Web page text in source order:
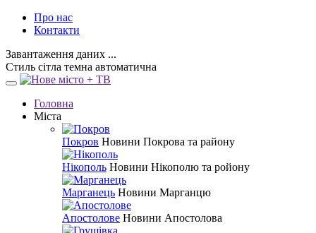
Про нас
Контакти
Завантаження даних ...
Стиль сітла темна автоматична
Головна
Міста
Покров Новини Покрова та району
Нікополь Новини Нікополю та ройону
Марганець Новини Марганцю
Апостолове Новини Апостолова